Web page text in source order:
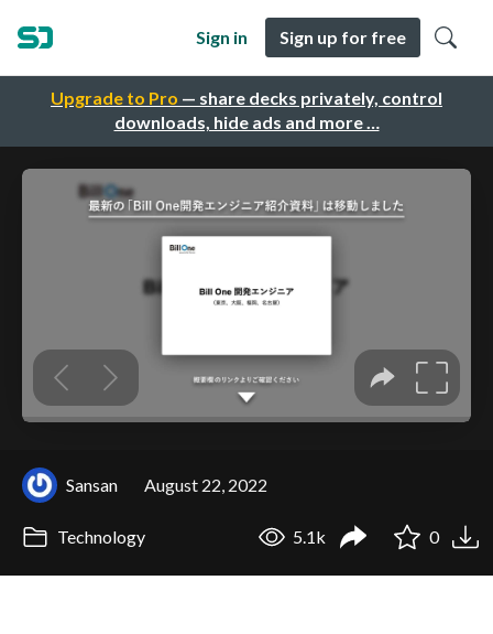
Upgrade to Pro — share decks privately, control
downloads, hide ads and more …
Sign in Sign up for free
Sansan August 22, 2022
Technology 5.1k 0